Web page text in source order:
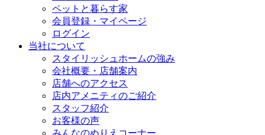
ペットと暮らす家
会員登録・マイページ
ログイン
当社について
スタイリッシュホームの強み
会社概要・店舗案内
店舗へのアクセス
店内アメニティのご紹介
スタッフ紹介
お客様の声
みんなのぬりえコーナー